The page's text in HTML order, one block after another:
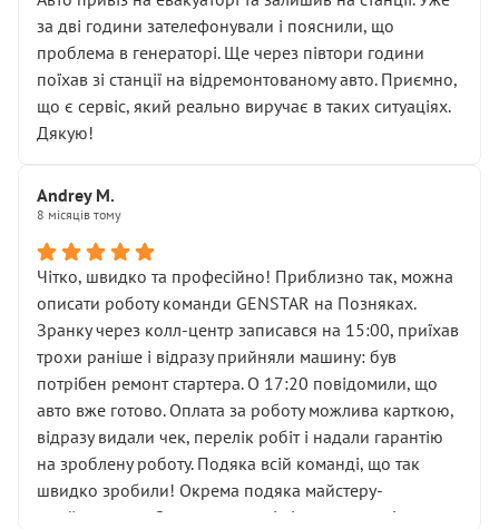
чіткого пояснення
( ну все зняли та доробили) дякую!
Окремий момент, який виглядає абсурдно:
мені заявили, що бачок гальмівної рідини потрібно
міняти разом із головним гальмівним циліндром у
Для людини, яка хоча б трохи розуміється на техніці,
це звучить як мінімум непрофесійно, а як максимум —
спроба продати дорогий вузол замість елементарних
ущільнювачів.
Що прикро — це не перший мій візит. Раніше міняв у
вас стартер, і тоді сервіс наче справив хороше
враження. Але згодом знайшов декілька гайок під
лобовим склом. Мені пояснили, що це “старі гайки, які
відкручували”, і попросили не хвилюватися. ( надіюсь
новий власник, не застяг в полі))
Але після нинішнього візиту такі дрібниці вже не
здаються дрібницями.
Я — клієнт, який працює на довірі, і саме її цей сервіс
за дві години зателефонували і пояснили, що
проблема в генераторі. Ще через півтори години
поїхав зі станції на відремонтованому авто. Приємно,
що є сервіс, який реально виручає в таких ситуаціях.
Дякую!
Andrey M.
8 місяців тому
Чітко, швидко та професійно! Приблизно так, можна
описати роботу команди GENSTAR на Позняках.
Зранку через колл-центр записався на 15:00, приїхав
трохи раніше і відразу прийняли машину: був
потрібен ремонт стартера. О 17:20 повідомили, що
авто вже готово. Оплата за роботу можлива карткою,
відразу видали чек, перелік робіт і надали гарантію
на зроблену роботу. Подяка всій команді, що так
швидко зробили! Окрема подяка майстеру-
приймальнику Олександру: всі чітко та по суті.